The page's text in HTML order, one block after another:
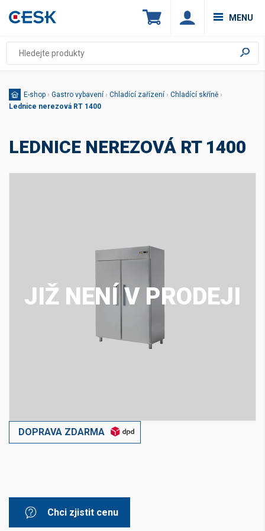
MENU
E-shop › Gastro vybavení › Chladící zařízení › Chladící skříně ›
Lednice nerezová RT 1400
LEDNICE NEREZOVÁ RT 1400
JIŽ NENÍ V PRODEJI
DOPRAVA ZDARMA
Chci zjistit cenu